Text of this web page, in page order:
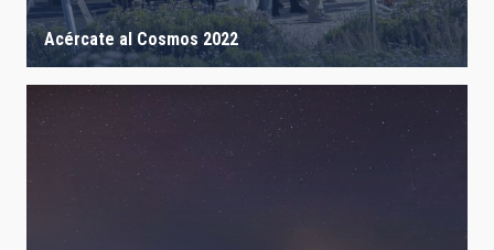
Acércate al Cosmos 2022